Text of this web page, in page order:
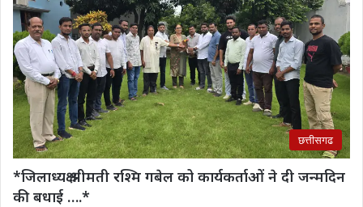
छत्तीसगढ
*जिलाध्यक्ष श्रीमती रश्मि गबेल को कार्यकर्ताओं ने दी जन्मदिन
की बधाई ….*